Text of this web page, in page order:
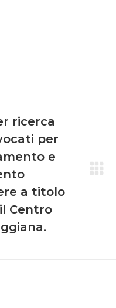
ricerca
per
e
a titolo
Centro